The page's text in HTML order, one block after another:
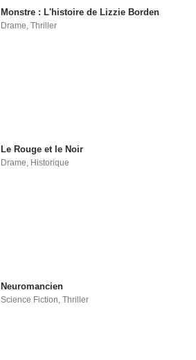
Monstre : L'histoire de Lizzie Borden
Drame,Thriller
Le Rouge et le Noir
Drame, Historique
Neuromancien
Science Fiction,Thriller